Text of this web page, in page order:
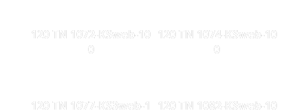
120 TN 1072-KSweb-10
0
120 TN 1074-KSweb-10
0
120 TN 1077-KS3web-1 120 TN 1082-KSweb-10